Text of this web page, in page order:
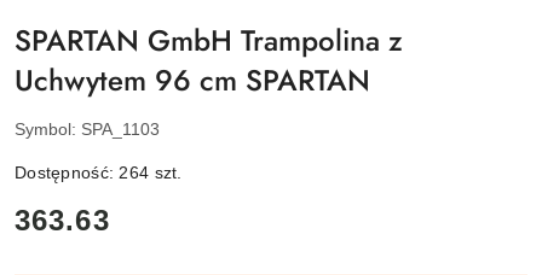
SPARTAN GmbH Trampolina z
Uchwytem 96 cm SPARTAN
Symbol: SPA_1103
Dostępność: 264 szt.
cena:
363.63